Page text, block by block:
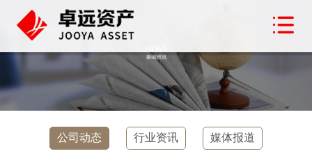
公司动态 行业资讯 媒体报道